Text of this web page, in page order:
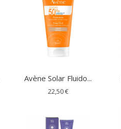
Avène Solar Fluido...
22,50 €